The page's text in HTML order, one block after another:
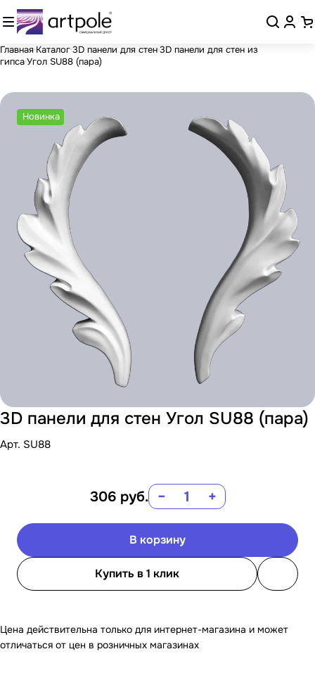
Главная Каталог3D панели для стен3D панели для стен из
гипсаУгол SU88 (пара)
Новинка
3D панели для стен Угол SU88 (пара)
Арт. SU88
306 руб. − +
В корзину
Купить в 1 клик
Цена действительна только для интернет-магазина и может
отличаться от цен в розничных магазинах